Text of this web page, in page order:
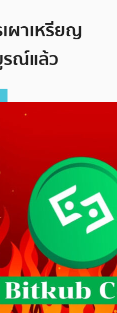
ผาเหรียญ
รณ์แล้ว